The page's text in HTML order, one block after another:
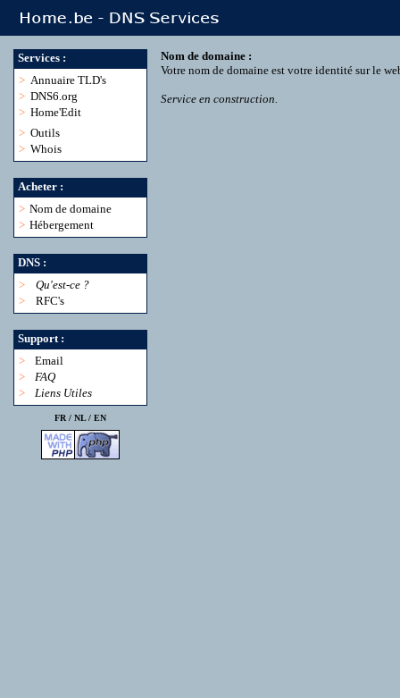
Services :
> Annuaire TLD's
> DNS6.org
> Home'Edit
> Outils
> Whois
Acheter :
> Nom de domaine
> Hébergement
DNS :
>
Qu'est-ce ?
>
RFC's
Support :
>
Email
>
FAQ
>
Liens Utiles
FR / NL/ EN
Nom de domaine :
Votre nom de domaine est votre identité sur le
Service en construction.